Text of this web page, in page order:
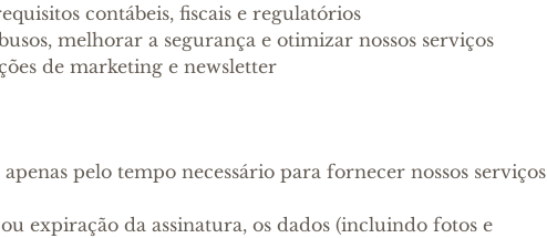
contábeis, fiscais e regulatórios
melhorar a segurança e otimizar nossos serviços
de marketing e newsletter
apenas pelo tempo necessário para fornecer nossos serviços
expiração da assinatura, os dados (incluindo fotos e